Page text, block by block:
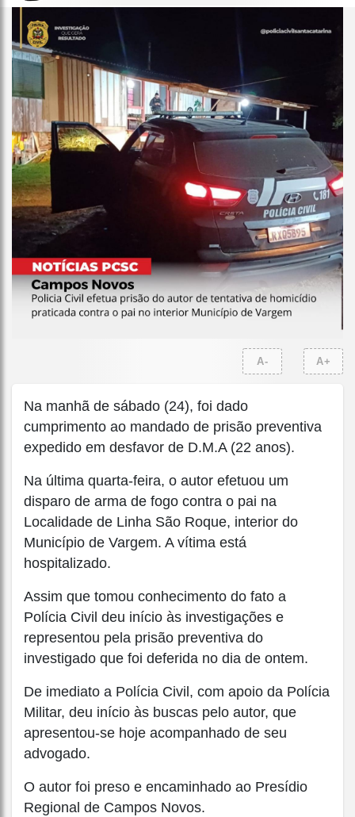
A- A+
Na manhã de sábado (24), foi dado
cumprimento ao mandado de prisão preventiva
expedido em desfavor de D.M.A (22 anos).
Na última quarta-feira, o autor efetuou um
disparo de arma de fogo contra o pai na
Localidade de Linha São Roque, interior do
Município de Vargem. A vítima está
hospitalizado.
Assim que tomou conhecimento do fato a
Polícia Civil deu início às investigações e
representou pela prisão preventiva do
investigado que foi deferida no dia de ontem.
De imediato a Polícia Civil, com apoio da Polícia
Militar, deu início às buscas pelo autor, que
apresentou-se hoje acompanhado de seu
advogado.
O autor foi preso e encaminhado ao Presídio
Regional de Campos Novos.